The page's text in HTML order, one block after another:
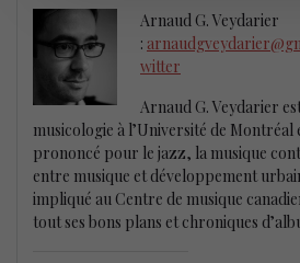
Arnaud G. Veydarier
:
witter
Arnaud G. Veydarier
musicologie à l’Université de
prononcé pour le jazz, la musique
entre musique et développement
impliqué au Centre de musique
tout ses bons plans et chroniques